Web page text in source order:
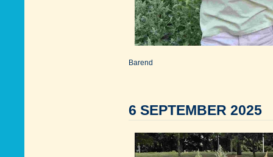
Barend
6 SEPTEMBER 2025